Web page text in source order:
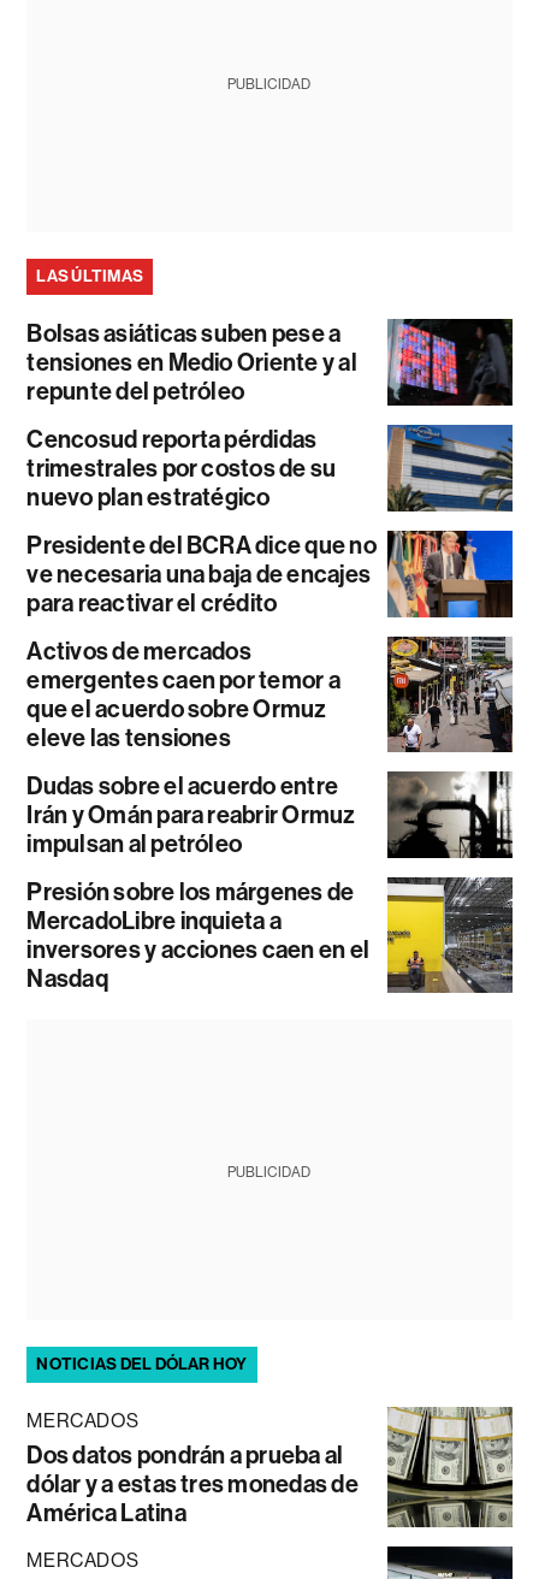
PUBLICIDAD
LAS ÚLTIMAS
Bolsas asiáticas suben pese a
tensiones en Medio Oriente y al
repunte del petróleo
Cencosud reporta pérdidas
trimestrales por costos de su
nuevo plan estratégico
Presidente del BCRA dice que no
ve necesaria una baja de encajes
para reactivar el crédito
Activos de mercados
emergentes caen por temor a
que el acuerdo sobre Ormuz
eleve las tensiones
Dudas sobre el acuerdo entre
Irán y Omán para reabrir Ormuz
impulsan al petróleo
Presión sobre los márgenes de
MercadoLibre inquieta a
inversores y acciones caen en el
Nasdaq
PUBLICIDAD
NOTICIAS DEL DÓLAR HOY
MERCADOS
Dos datos pondrán a prueba al
dólar y a estas tres monedas de
América Latina
MERCADOS